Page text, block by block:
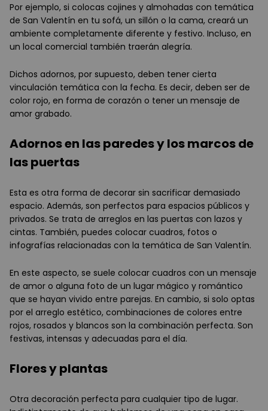
Por ejemplo, si colocas cojines y almohadas con temática
de San Valentín en tu sofá, un sillón o la cama, creará un
ambiente completamente diferente y festivo. Incluso, en
un local comercial también traerán alegría.
Dichos adornos, por supuesto, deben tener cierta
vinculación temática con la fecha. Es decir, deben ser de
color rojo, en forma de corazón o tener un mensaje de
amor grabado.
Adornos en las paredes y los marcos de
las puertas
Esta es otra forma de decorar sin sacrificar demasiado
espacio. Además, son perfectos para espacios públicos y
privados. Se trata de arreglos en las puertas con lazos y
cintas. También, puedes colocar cuadros, fotos o
infografías relacionadas con la temática de San Valentín.
En este aspecto, se suele colocar cuadros con un mensaje
de amor o alguna foto de un lugar mágico y romántico
que se hayan vivido entre parejas. En cambio, si solo optas
por el arreglo estético, combinaciones de colores entre
rojos, rosados y blancos son la combinación perfecta. Son
festivas, intensas y adecuadas para el día.
Flores y plantas
Otra decoración perfecta para cualquier tipo de lugar.